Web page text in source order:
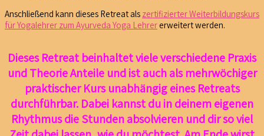
Anschließend kann dieses Retreat als zertifizierter Weiterbildungskurs
für Yogalehrer zum Ayurveda Yoga Lehrererweitert werden.
Dieses Retreat beinhaltet viele verschiedene Praxis
und Theorie Anteile und ist auch als mehrwöchiger
praktischer Kurs unabhängig eines Retreats
durchführbar. Dabei kannst du in deinem eigenen
Rhythmus die Stunden absolvieren und dir so viel